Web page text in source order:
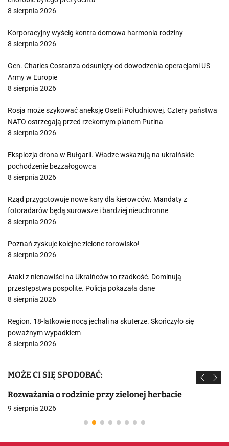
8 sierpnia 2026
Korporacyjny wyścig kontra domowa harmonia rodziny
8 sierpnia 2026
Gen. Charles Costanza odsunięty od dowodzenia operacjami US
Army w Europie
8 sierpnia 2026
Rosja może szykować aneksję Osetii Południowej. Cztery państwa
NATO ostrzegają przed rzekomym planem Putina
8 sierpnia 2026
Eksplozja drona w Bułgarii. Władze wskazują na ukraińskie
pochodzenie bezzałogowca
8 sierpnia 2026
Rząd przygotowuje nowe kary dla kierowców. Mandaty z
fotoradarów będą surowsze i bardziej nieuchronne
8 sierpnia 2026
Poznań zyskuje kolejne zielone torowisko!
8 sierpnia 2026
Ataki z nienawiści na Ukraińców to rzadkość. Dominują
przestępstwa pospolite. Policja pokazała dane
8 sierpnia 2026
Region. 18-latkowie nocą jechali na skuterze. Skończyło się
poważnym wypadkiem
8 sierpnia 2026
MOŻE CI SIĘ SPODOBAĆ:
Rozważania o rodzinie przy zielonej herbacie
9 sierpnia 2026